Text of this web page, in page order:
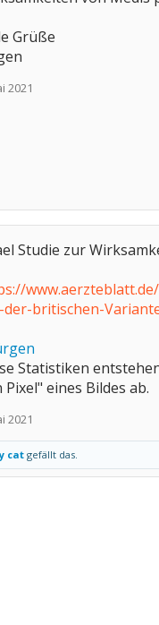
Grüße
2021
Studie zur
britischen-
Statistiken
Pixel" eines Bildes ab.
2021
catgefällt das.